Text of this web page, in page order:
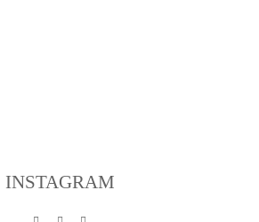
INSTAGRAM